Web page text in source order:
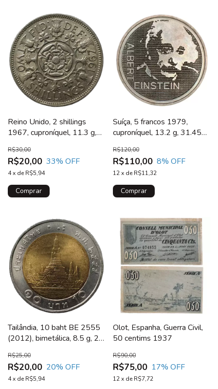
Reino Unido, 2 shillings
1967, cuproníquel, 11.3 g,
R$20,00
R$30,00
33% OFF
4x de R$5,94
Suíça, 5 francos 1979,
cuproníquel, 13.2 g, 31.45
nascimento de Einstein
R$110,00
R$120,00
8% OFF
12x de R$11,32
Tailândia, 10 baht BE 2555
(2012), bimetálica, 8.5 g, 26
R$20,00
R$25,00
20% OFF
4x de R$5,94
Olot, Espanha, Guerra Civil,
50 centims 1937
R$75,00
R$90,00
17% OFF
12x de R$7,72